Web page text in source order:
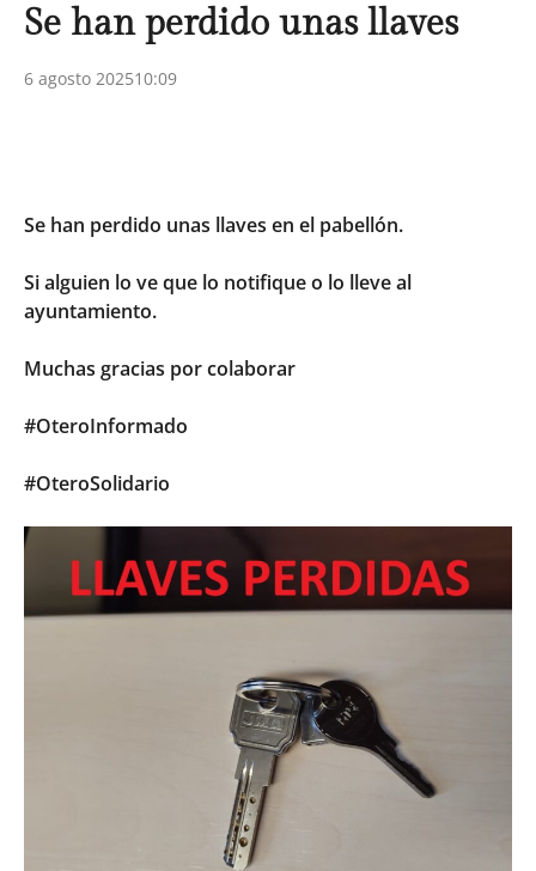
Se han perdido unas llaves
6 agosto 202510:09
Se han perdido unas llaves en el pabellón.
Si alguien lo ve que lo notifique o lo lleve al
ayuntamiento.
Muchas gracias por colaborar
#OteroInformado
#OteroSolidario